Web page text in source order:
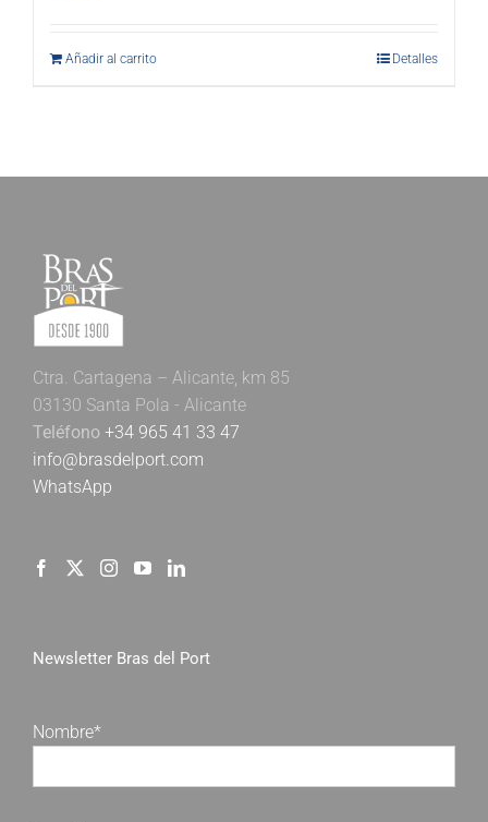
Añadir al carrito Detalles
Ctra. Cartagena – Alicante, km 85
03130 Santa Pola - Alicante
Teléfono +34 965 41 33 47
info@brasdelport.com
WhatsApp
Newsletter Bras del Port
Nombre*